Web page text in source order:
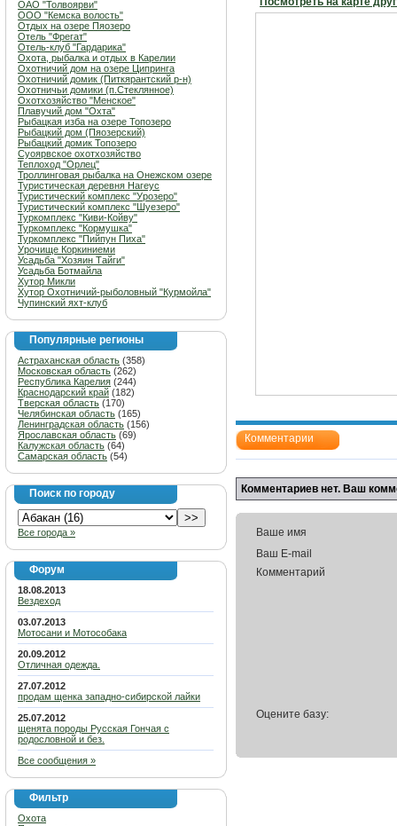
ОАО "Толвоярви"
ООО "Кемска волость"
Отдых на озере Пяозеро
Отель "Фрегат"
Отель-клуб "Гардарика"
Охота, рыбалка и отдых в Карелии
Охотничий дом на озере Ципринга
Охотничий домик (Питкярантский р-н)
Охотничьи домики (п.Стеклянное)
Охотхозяйство "Менское"
Плавучий дом "Охта"
Рыбацкая изба на озере Топозеро
Рыбацкий дом (Пяозерский)
Рыбацкий домик Топозеро
Суоярвское охотхозяйство
Теплоход "Орлец"
Троллинговая рыбалка на Онежском озере
Туристическая деревня Нагеус
Туристический комплекс "Урозеро"
Туристический комплекс "Шуезеро"
Туркомплекс "Киви-Койву"
Туркомплекс "Кормушка"
Туркомплекс "Пийпун Пиха"
Урочище Коркиниеми
Усадьба "Хозяин Тайги"
Усадьба Ботмайла
Хутор Микли
Хутор Охотничий-рыболовный "Курмойла"
Чупинский яхт-клуб
Популярные регионы
Астраханская область (358)
Московская область (262)
Республика Карелия (244)
Краснодарский край (182)
Тверская область (170)
Челябинская область (165)
Ленинградская область (156)
Ярославская область (69)
Калужская область (64)
Самарская область (54)
Поиск по городу
Все города »
Форум
18.08.2013
Вездеход
03.07.2013
Мотосани и Мотособака
20.09.2012
Отличная одежда.
27.07.2012
продам щенка западно-сибирской лайки
25.07.2012
щенята породы Русская Гончая с
родословной и без.
Все сообщения »
Фильтр
Охота
Комментарии
Комментариев нет. Ваш
Ваше имя
Ваш E-mail
Комментарий
Оцените базу: